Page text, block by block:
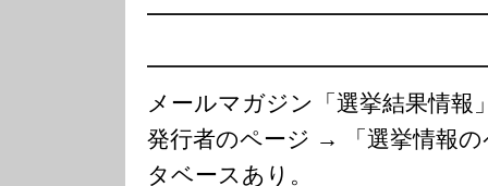
メールマガジン「選挙結果情
発行者のページ → 「選挙情報
タベースあり。